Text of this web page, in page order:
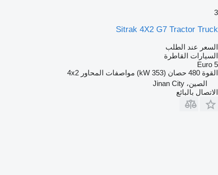
3
Sitrak 4X2 G7 Tractor Truck
السعر عند الطلب
السيارات القاطرة
Euro 5
القوة 480 حصان (353 kW) مواصفات المحاور 4x2
الصين، Jinan City
الاتصال بالبائع